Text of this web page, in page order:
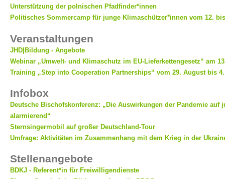
Unterstützung der polnischen Pfadfinder*innen
Politisches Sommercamp für junge Klimaschützer*innen vom 12.
Veranstaltungen
JHD|Bildung - Angebote
Webinar „Umwelt- und Klimaschutz im EU-Lieferkettengesetz“ am
Training „Step into Cooperation Partnerships“ vom 29. August bis
Infobox
Deutsche Bischofskonferenz: „Die Auswirkungen der Pandemie auf
alarmierend“
Sternsingermobil auf großer Deutschland-Tour
Umfrage: Aktivitäten im Zusammenhang mit dem Krieg in der
Stellenangebote
BDKJ - Referent*in für Freiwilligendienste